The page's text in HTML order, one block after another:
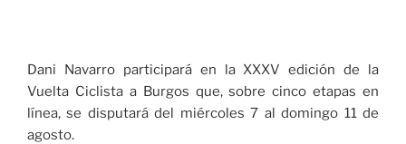
Dani Navarro participará en la XXXV edición de la
Vuelta Ciclista a Burgos que, sobre cinco etapas en
línea, se disputará del miércoles 7 al domingo 11 de
agosto.